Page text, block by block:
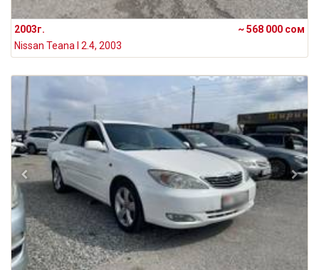
2003г.
~ 568 000 сом
Nissan Teana I 2.4, 2003